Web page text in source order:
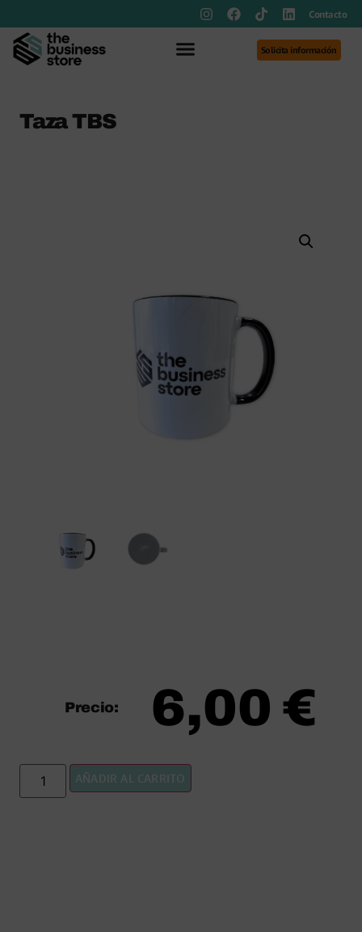
Contacto
Solicita información
Taza TBS
Precio: 6,00 €
AÑADIR AL CARRITO